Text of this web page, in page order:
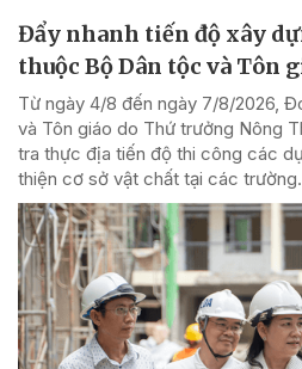
Đẩy nhanh tiến độ xây
thuộc Bộ Dân tộc và Tôn
Từ ngày 4/8 đến ngày 7/8/2026,
và Tôn giáo do Thứ trưởng Nông
tra thực địa tiến độ thi công các
thiện cơ sở vật chất tại các